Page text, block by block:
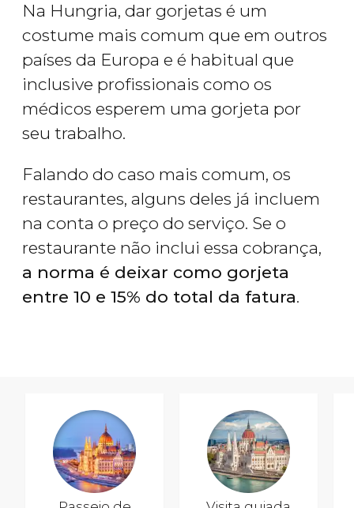
Na Hungria, dar gorjetas é um
costume mais comum que em outros
países da Europa e é habitual que
inclusive profissionais como os
médicos esperem uma gorjeta por
seu trabalho.
Falando do caso mais comum, os
restaurantes, alguns deles já incluem
na conta o preço do serviço. Se o
restaurante não inclui essa cobrança,
a norma é deixar como gorjeta
entre 10 e 15% do total da fatura.